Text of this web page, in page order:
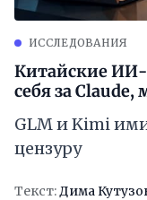
ИССЛЕДОВАНИЯ
Китайские
себя за
GLM и Kimi
цензуру
Текст:Дима